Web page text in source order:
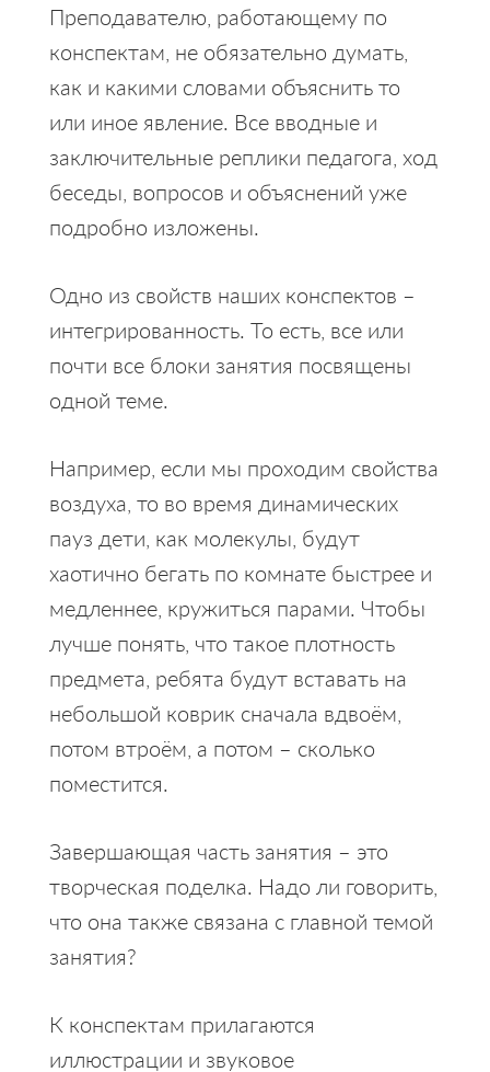
Преподавателю, работающему по
конспектам, не обязательно думать,
как и какими словами объяснить то
или иное явление. Все вводные и
заключительные реплики педагога, ход
беседы, вопросов и объяснений уже
подробно изложены.
Одно из свойств наших конспектов –
интегрированность. То есть, все или
почти все блоки занятия посвящены
одной теме.
Например, если мы проходим свойства
воздуха, то во время динамических
пауз дети, как молекулы, будут
хаотично бегать по комнате быстрее и
медленнее, кружиться парами. Чтобы
лучше понять, что такое плотность
предмета, ребята будут вставать на
небольшой коврик сначала вдвоём,
потом втроём, а потом – сколько
поместится.
Завершающая часть занятия – это
творческая поделка. Надо ли говорить,
что она также связана с главной темой
занятия?
К конспектам прилагаются
иллюстрации и звуковое